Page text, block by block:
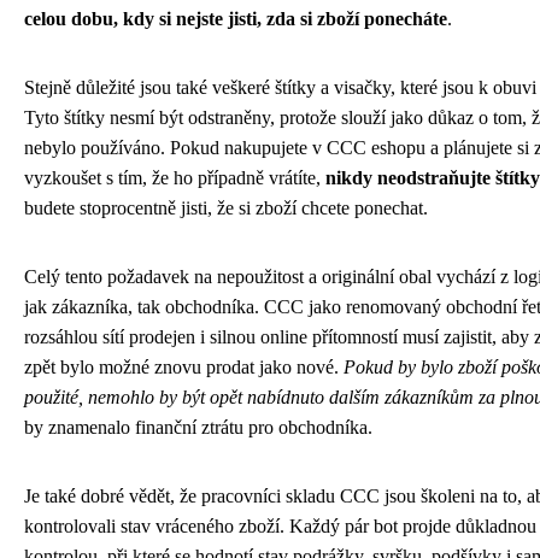
celou dobu, kdy si nejste jisti, zda si zboží ponecháte.
Stejně důležité jsou také veškeré štítky a visačky, které jsou k
Tyto štítky nesmí být odstraněny, protože slouží jako důkaz o tom,
nebylo používáno. Pokud nakupujete v CCC eshopu a plánujete si
vyzkoušet s tím, že ho případně vrátíte, nikdy neodstraňujte štítky
budete stoprocentně jisti, že si zboží chcete ponechat.
Celý tento požadavek na nepoužitost a originální obal vychází z
jak zákazníka, tak obchodníka. CCC jako renomovaný obchodní
rozsáhlou sítí prodejen i silnou online přítomností musí zajistit, aby
zpět bylo možné znovu prodat jako nové. Pokud by bylo zboží
použité, nemohlo by být opět nabídnuto dalším zákazníkům za
by znamenalo finanční ztrátu pro obchodníka.
Je také dobré vědět, že pracovníci skladu CCC jsou školeni na to,
kontrolovali stav vráceného zboží. Každý pár bot projde